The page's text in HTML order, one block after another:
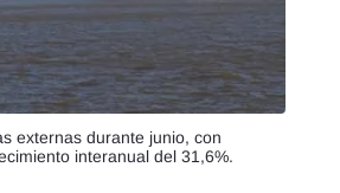
externas durante junio, con
interanual del 31,6%.